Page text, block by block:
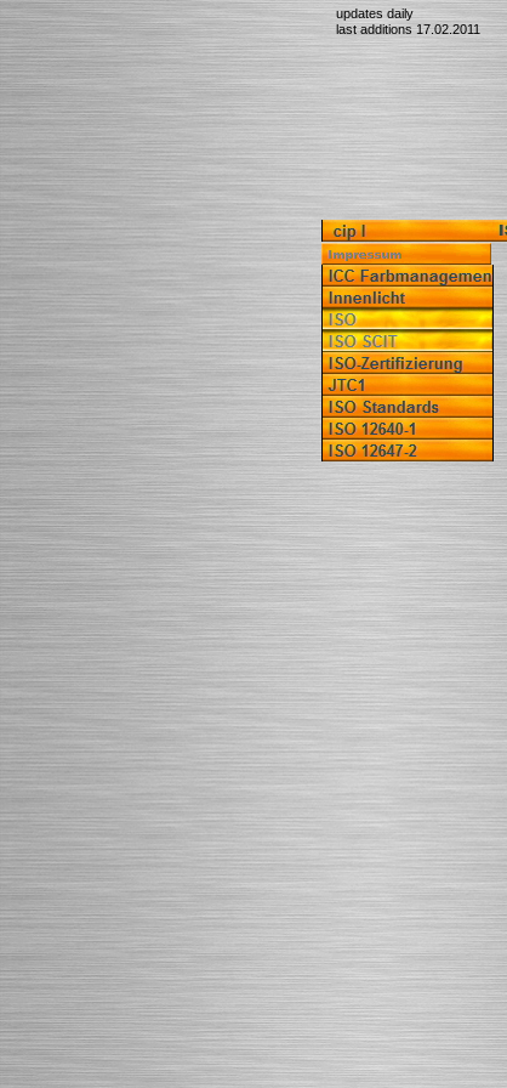
updates daily
last additions 17.02.2011